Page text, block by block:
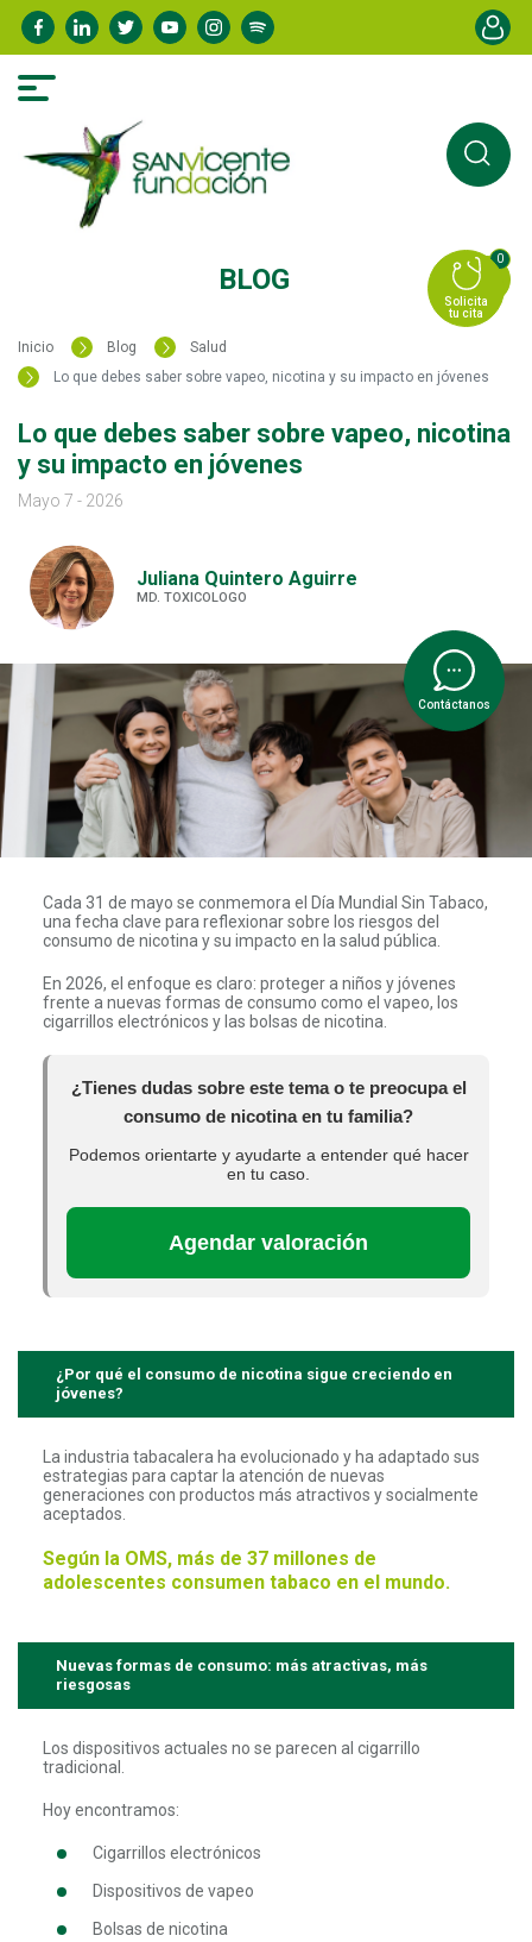
Pasar
al
Menú
BLOG
0
Inicio Blog
Salud
Lo que debes saber sobre vapeo, nicotina y su impacto en jóvenes
Lo que debes saber sobre vapeo, nicotina
y su impacto en jóvenes
Mayo 7 - 2026
Juliana Quintero Aguirre
MD. TOXICOLOGO
Cada 31 de mayo se conmemora el Día Mundial Sin Tabaco,
una fecha clave para reflexionar sobre los riesgos del
consumo de nicotina y su impacto en la salud pública.
En 2026, el enfoque es claro: proteger a niños y jóvenes
frente a nuevas formas de consumo como el vapeo, los
cigarrillos electrónicos y las bolsas de nicotina.
¿Tienes dudas sobre este tema o te preocupa el
consumo de nicotina en tu familia?
Podemos orientarte y ayudarte a entender qué hacer
en tu caso.
Agendar valoración
¿Por qué el consumo de nicotina sigue creciendo en
jóvenes?
La industria tabacalera ha evolucionado y ha adaptado sus
estrategias para captar la atención de nuevas
generaciones con productos más atractivos y socialmente
aceptados.
Según la OMS, más de 37 millones de
adolescentes consumen tabaco en el mundo.
Nuevas formas de consumo: más atractivas, más
riesgosas
Los dispositivos actuales no se parecen al cigarrillo
tradicional.
Hoy encontramos:
Cigarrillos electrónicos
Dispositivos de vapeo
Bolsas de nicotina
Contáctanos
Solicita
tu cita